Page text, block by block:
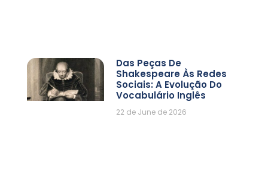
Das Peças De
Shakespeare Às Redes
Sociais: A Evolução Do
Vocabulário Inglês
22 de June de 2026